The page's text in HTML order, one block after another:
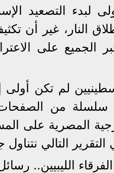
لبدء التصعيد
النار، غير أن
الجميع على
لم تكن أولى
سلسلة من
المصرية على
التالي نتناول
الليبيين..